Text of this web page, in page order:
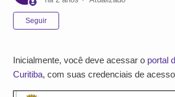
Seguir
Inicialmente, você deve acessar o portal
Curitiba, com suas credenciais de